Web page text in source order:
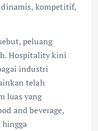
kompetitif,
peluang
Hospitality kini
industri
telah
luas yang
and beverage,